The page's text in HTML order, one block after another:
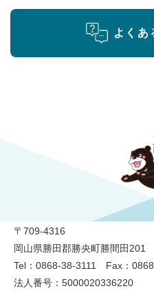
よくあ
〒709-4316
岡山県勝田郡勝央町勝間田201
Tel：0868-38-3111 Fax：
法人番号：5000020336220